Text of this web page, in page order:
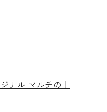
ナル マルチの土